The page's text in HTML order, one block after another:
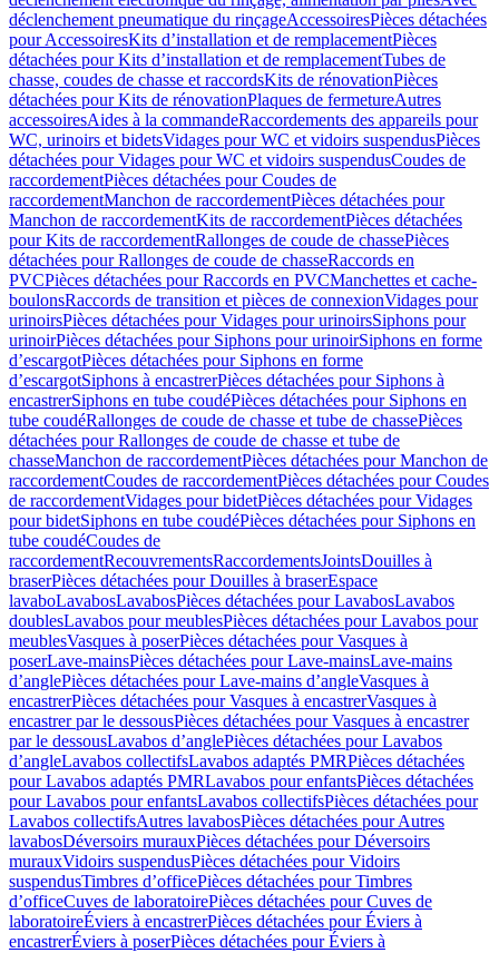
déclenchement pneumatique du rinçageAccessoiresPièces détachées
pour AccessoiresKits d’installation et de remplacementPièces
détachées pour Kits d’installation et de remplacementTubes de
chasse, coudes de chasse et raccordsKits de rénovationPièces
détachées pour Kits de rénovationPlaques de fermetureAutres
accessoiresAides à la commandeRaccordements des appareils pour
WC, urinoirs et bidetsVidages pour WC et vidoirs suspendusPièces
détachées pour Vidages pour WC et vidoirs suspendusCoudes de
raccordementPièces détachées pour Coudes de
raccordementManchon de raccordementPièces détachées pour
Manchon de raccordementKits de raccordementPièces détachées
pour Kits de raccordementRallonges de coude de chassePièces
détachées pour Rallonges de coude de chasseRaccords en
PVCPièces détachées pour Raccords en PVCManchettes et cache-
boulonsRaccords de transition et pièces de connexionVidages pour
urinoirsPièces détachées pour Vidages pour urinoirsSiphons pour
urinoirPièces détachées pour Siphons pour urinoirSiphons en forme
d’escargotPièces détachées pour Siphons en forme
d’escargotSiphons à encastrerPièces détachées pour Siphons à
encastrerSiphons en tube coudéPièces détachées pour Siphons en
tube coudéRallonges de coude de chasse et tube de chassePièces
détachées pour Rallonges de coude de chasse et tube de
chasseManchon de raccordementPièces détachées pour Manchon de
raccordementCoudes de raccordementPièces détachées pour Coudes
de raccordementVidages pour bidetPièces détachées pour Vidages
pour bidetSiphons en tube coudéPièces détachées pour Siphons en
tube coudéCoudes de
raccordementRecouvrementsRaccordementsJointsDouilles à
braserPièces détachées pour Douilles à braserEspace
lavaboLavabosLavabosPièces détachées pour LavabosLavabos
doublesLavabos pour meublesPièces détachées pour Lavabos pour
meublesVasques à poserPièces détachées pour Vasques à
poserLave-mainsPièces détachées pour Lave-mainsLave-mains
d’anglePièces détachées pour Lave-mains d’angleVasques à
encastrerPièces détachées pour Vasques à encastrerVasques à
encastrer par le dessousPièces détachées pour Vasques à encastrer
par le dessousLavabos d’anglePièces détachées pour Lavabos
d’angleLavabos collectifsLavabos adaptés PMRPièces détachées
pour Lavabos adaptés PMRLavabos pour enfantsPièces détachées
pour Lavabos pour enfantsLavabos collectifsPièces détachées pour
Lavabos collectifsAutres lavabosPièces détachées pour Autres
lavabosDéversoirs murauxPièces détachées pour Déversoirs
murauxVidoirs suspendusPièces détachées pour Vidoirs
suspendusTimbres dʼofficePièces détachées pour Timbres
dʼofficeCuves de laboratoirePièces détachées pour Cuves de
laboratoireÉviers à encastrerPièces détachées pour Éviers à
encastrerÉviers à poserPièces détachées pour Éviers à